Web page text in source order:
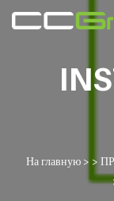
На главную > >